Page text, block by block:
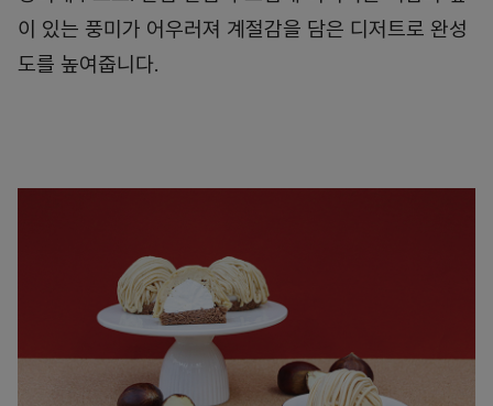
이 있는 풍미가 어우러져 계절감을 담은 디저트로 완성
도를 높여줍니다.